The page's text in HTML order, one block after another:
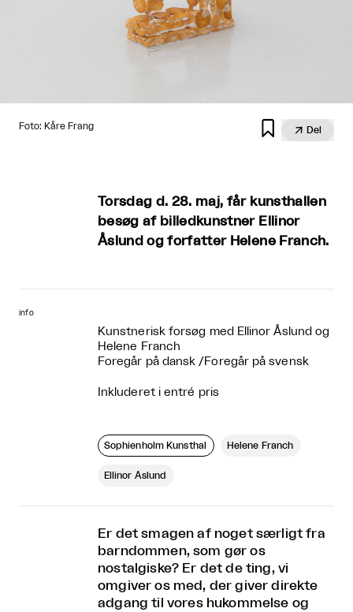
Foto: Kåre Frang   Del
Torsdag d. 28. maj, får kunsthallen
besøg af billedkunstner Ellinor
Åslund og forfatter Helene Franch.
info
Kunstnerisk forsøg med Ellinor Åslund og
Helene Franch
Foregår på dansk /Foregår på svensk
Inkluderet i entré pris
Sophienholm Kunsthal Helene Franch
Ellinor Åslund
Er det smagen af noget særligt fra
barndommen, som gør os
nostalgiske? Er det de ting, vi
omgiver os med, der giver direkte
adgang til vores hukommelse og